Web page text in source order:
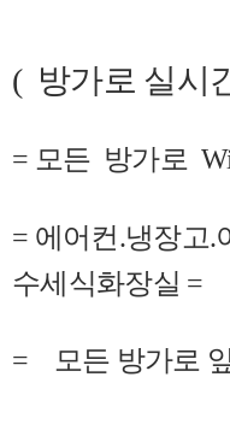
(방가로 실시
= 모든 방가로
= 에어컨.냉장고.
수세식화장실 =
= 모든 방가로